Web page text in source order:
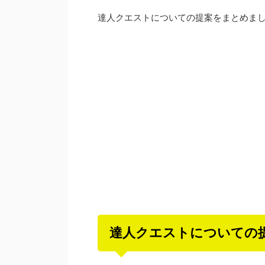
達人クエストについての提案をまとめま
達人クエストについての